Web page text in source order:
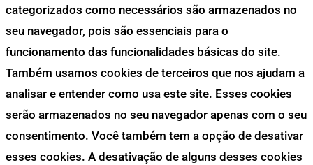
categorizados como necessários são armazenados no
seu navegador, pois são essenciais para o
funcionamento das funcionalidades básicas do site.
Também usamos cookies de terceiros que nos ajudam a
analisar e entender como usa este site. Esses cookies
serão armazenados no seu navegador apenas com o seu
consentimento. Você também tem a opção de desativar
esses cookies. A desativação de alguns desses cookies